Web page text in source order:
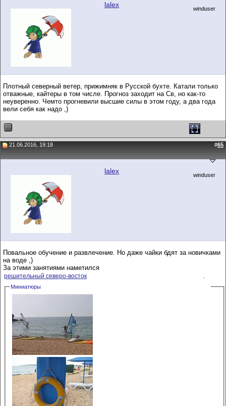
lalex winduser
Плотный северный ветер, прижимняк в Русской бухте. Катали только
отважные, кайтеры в том числе. Прогноз заходит на Св, но как-то
неуверенно. Чемто прогневили высшие силы в этом году, а два года
вели себя как надо ,)
21.06.2016, 19:18 #65
lalex winduser
Повальное обучение и развлечение. Но даже чайки бдят за новичками
на воде ,)
За этими занятиями наметился
решительный северо-восток .
Миниатюры